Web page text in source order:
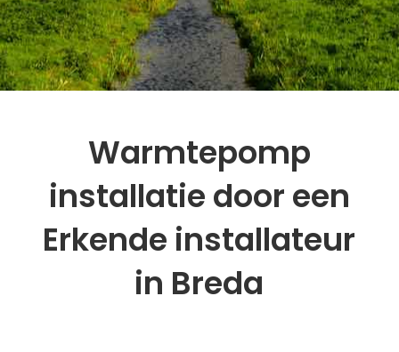
Warmtepomp
installatie door een
Erkende installateur
in Breda